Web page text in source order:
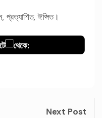
প্রত্যাশিত, ঈপ্সিত।
থেকে:
Next Post